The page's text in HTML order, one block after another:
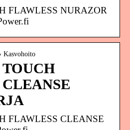
FLAWLESS NURAZOR
Kasvohoito
FLAWLESS CLEANSE